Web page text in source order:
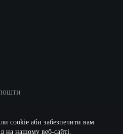
cookie аби забезпечити вам
на нашому веб-сайті.